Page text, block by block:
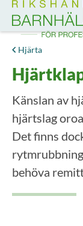
Till startsidan
Hjärta
Känslan av
hjärtslag
Det finns
behöva